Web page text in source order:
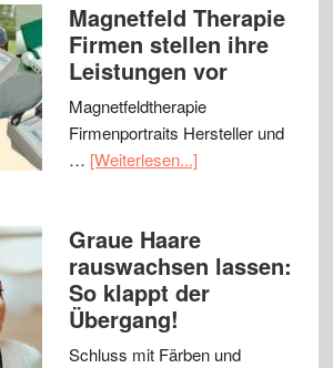
Magnetfeld Therapie
Firmen stellen ihre
Leistungen vor
Magnetfeldtherapie
Firmenportraits Hersteller und
… [Weiterlesen...]
Graue Haare
rauswachsen lassen:
So klappt der
Übergang!
Schluss mit Färben und